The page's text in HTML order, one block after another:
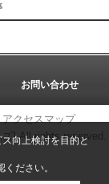
お問い合わせ
アクセスマップ
] All rights reserved.
向上検討を目的と
ください。